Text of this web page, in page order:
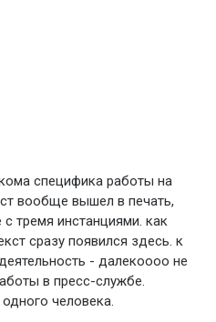
специфика работы на
вообще вышел в печать,
тремя инстанциями. как
сразу появился здесь. к
- далекоооо не
в пресс-службе.
человека.